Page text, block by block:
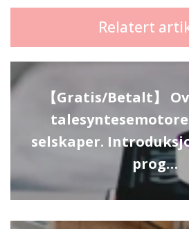
Relatert
【Gratis/Betalt】
selskaper.
prog…